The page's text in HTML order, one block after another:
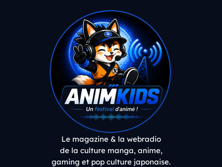
Le magazine & la webradio
de la culture manga, anime,
gaming et pop culture japonaise.